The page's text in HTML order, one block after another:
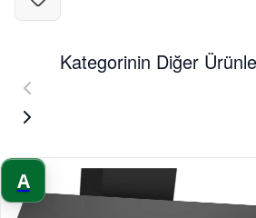
Kategorinin Diğer
A